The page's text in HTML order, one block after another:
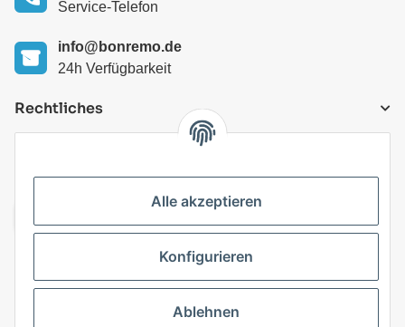
Service-Telefon
info@bonremo.de
24h Verfügbarkeit
Rechtliches
Alle akzeptieren
Konfigurieren
Ablehnen